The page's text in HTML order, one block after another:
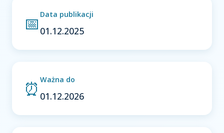
📅 Data publikacji
01.12.2025
⏰ Ważna do
01.12.2026